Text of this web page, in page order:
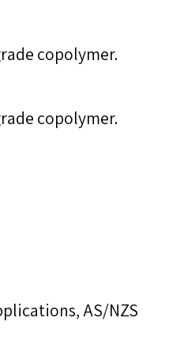
copolymer.
copolymer.
AS/NZS